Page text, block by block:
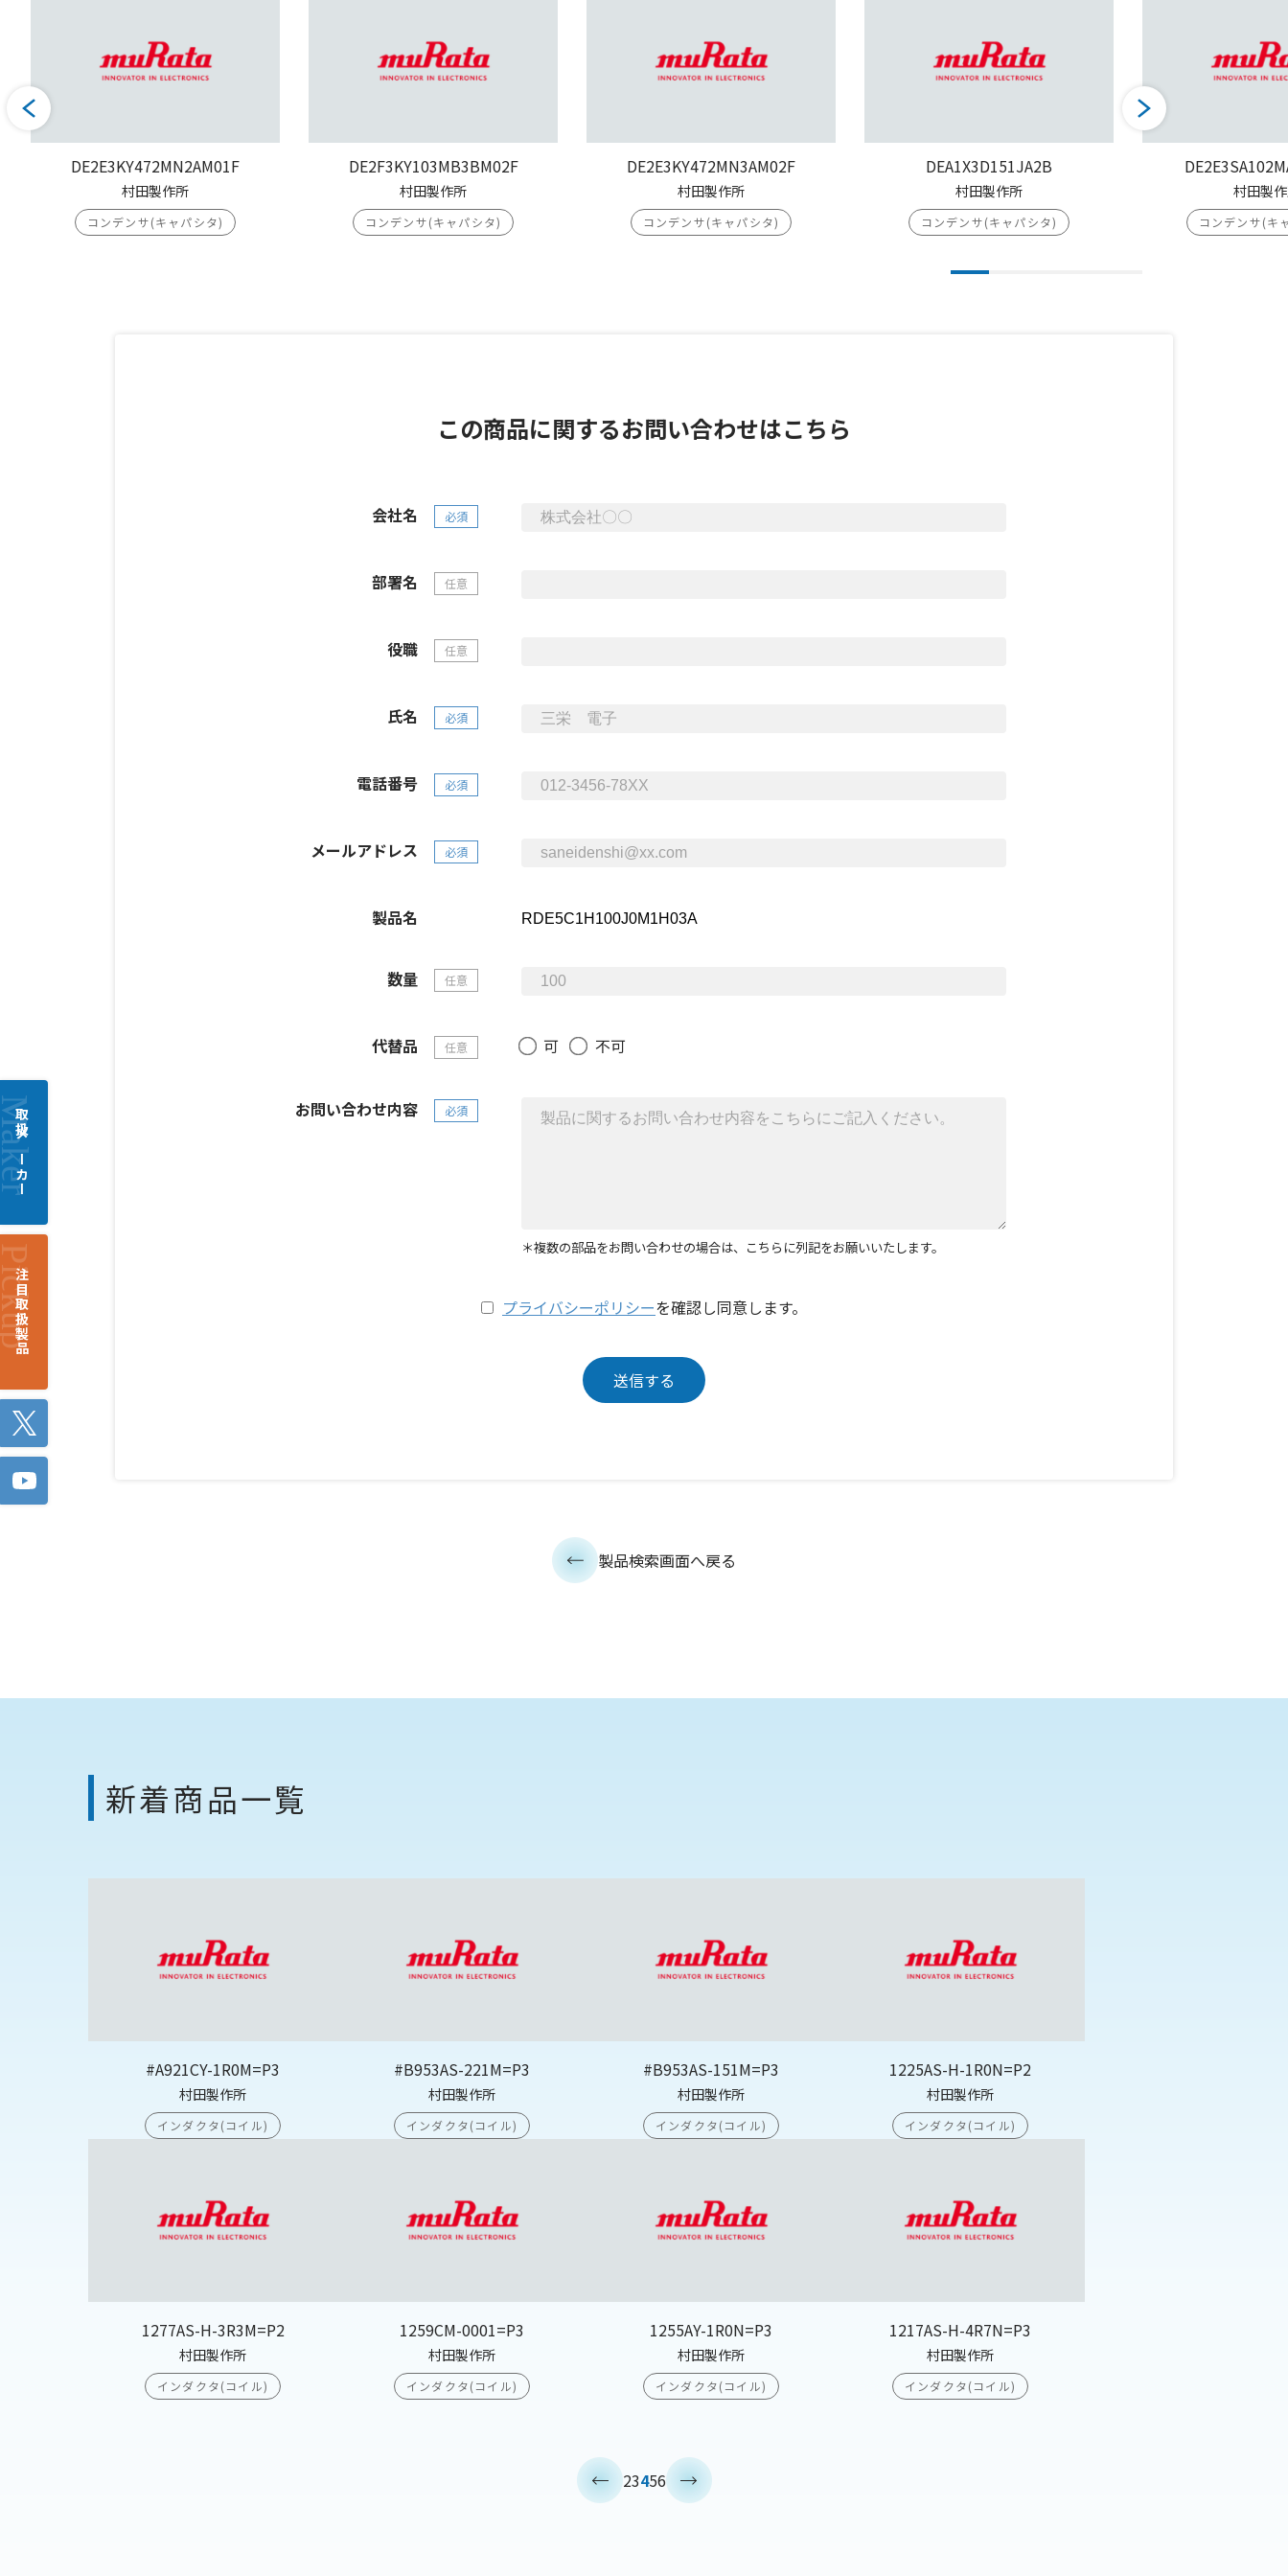
DE2E3KY472MN2AM01F
村田製作所
コンデンサ(キャパシタ)
DE2F3KY103MB3BM02F
村田製作所
コンデンサ(キャパシタ)
DE2E3KY472MN3AM02F
村田製作所
コンデンサ(キャパシタ)
DEA1X3D151JA2B
村田製作所
コンデンサ(キャパシタ)
村田製
コンデンサ(キ
この商品に関するお問い合わせはこちら
会社名 必須
部署名 任意
役職 任意
氏名 必須
電話番号 必須
メールアドレス 必須
製品名
数量 任意
代替品 任意 可 不可
お問い合わせ内容 必須
＊複数の部品をお問い合わせの場合は、こちらに列記をお願いいたします。
プライバシーポリシーを確認し同意します。
製品検索画面へ戻る
新着商品一覧
#A921CY-1R0M=P3
村田製作所
インダクタ(コイル)
#B953AS-221M=P3
村田製作所
インダクタ(コイル)
#B953AS-151M=P3
村田製作所
インダクタ(コイル)
1225AS-H-1R0N=P2
村田製作所
インダクタ(コイル)
1277AS-H-3R3M=P2
村田製作所
インダクタ(コイル)
1259CM-0001=P3
村田製作所
インダクタ(コイル)
1255AY-1R0N=P3
村田製作所
インダクタ(コイル)
1217AS-H-4R7N=P3
村田製作所
インダクタ(コイル)
23456
取扱メーカー
注目取扱製品